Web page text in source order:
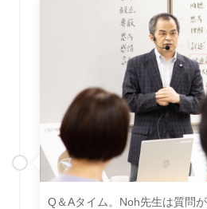
Q＆Aタイム。Noh先生は質問